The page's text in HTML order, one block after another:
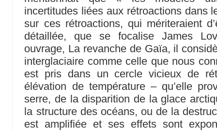
incertitudes liées aux rétroactions dans
sur ces rétroactions, qui mériteraient
détaillée, que se focalise James
ouvrage, La revanche de Gaïa, il
interglaciaire comme celle que nous
est pris dans un cercle vicieux de
élévation de température – qu’elle
serre, de la disparition de la glace
la structure des océans, ou de la
est amplifiée et ses effets sont